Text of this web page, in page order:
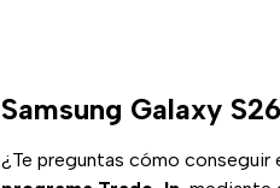
Samsung Galaxy
¿Te preguntas cómo conseguir